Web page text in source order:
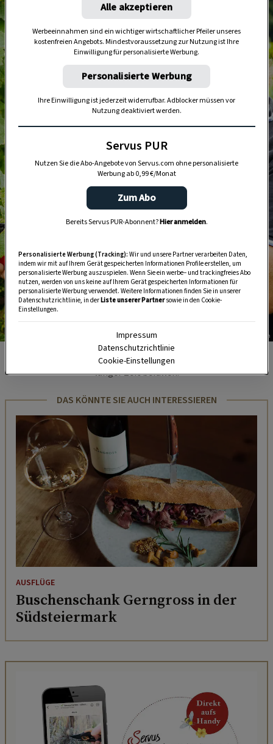
Foto: Tom Son
Das Reben-Virus hatte René Rinnterthaler schon vor
langer Zeit befallen.
DAS KÖNNTE SIE AUCH INTERESSIEREN
AUSFLÜGE
Buschenschank Gerngross in der
Südsteiermark
Alle akzeptieren
Werbeeinnahmen sind ein wichtiger wirtschaftlicher Pfeiler unseres
kostenfreien Angebots. Mindestvoraussetzung zur Nutzung ist Ihre
Einwilligung für personalisierte Werbung.
Personalisierte Werbung
Ihre Einwilligung ist jederzeit widerrufbar. Adblocker müssen vor
Nutzung deaktiviert werden.
Servus PUR
Nutzen Sie die Abo-Angebote von Servus.com ohne personalisierte
Werbung ab 0,99 €/Monat
Zum Abo
Bereits Servus PUR-Abonnent?Hier anmelden.
Personalisierte Werbung (Tracking): Wir und unsere Partner verarbeiten Daten,
indem wir mit auf Ihrem Gerät gespeicherten Informationen Profile erstellen, um
personalisierte Werbung auszuspielen. Wenn Sie ein werbe– und trackingfreies Abo
nutzen, werden von uns keine auf Ihrem Gerät gespeicherten Informationen für
personalisierte Werbung verwendet. Weitere Informationen finden Sie in unserer
Datenschutzrichtlinie, in derListe unserer Partnersowie in den Cookie-
Einstellungen.
Impressum
Datenschutzrichtlinie
Cookie-Einstellungen